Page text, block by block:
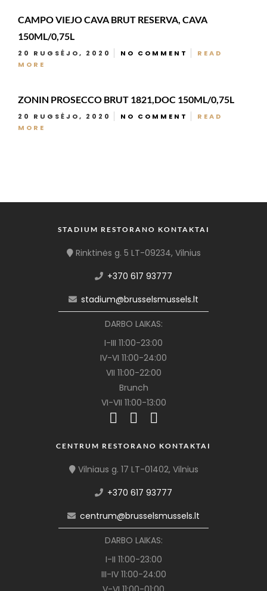
CAMPO VIEJO CAVA BRUT RESERVA, CAVA
150ML/0,75L
20 RUGSĖJO, 2020 NO COMMENT
READ
MORE
ZONIN PROSECCO BRUT 1821,DOC 150ML/0,75L
20 RUGSĖJO, 2020 NO COMMENT
READ
MORE
STADIUM RESTORANO KONTAKTAI
Rinktinės g. 5 LT-09234, Vilnius
+370 617 93777
stadium@brusselsmussels.lt
DARBO LAIKAS:
I-III 11:00-23:00
IV-VI 11:00-24:00
VII 11:00-22:00
Brunch
VI-VII 11:00-13:00
CENTRUM RESTORANO KONTAKTAI
Vilniaus g. 17 LT-01402, Vilnius
+370 617 93777
centrum@brusselsmussels.lt
DARBO LAIKAS:
I-II 11:00-23:00
III-IV 11:00-24:00